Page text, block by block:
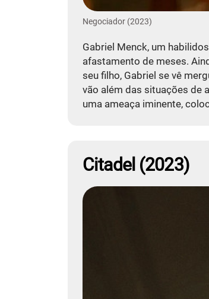
Negociador (2023)
Gabriel Menck, um
afastamento de meses.
seu filho, Gabriel se vê
vão além das situações de
uma ameaça iminente,
Citadel (2023)